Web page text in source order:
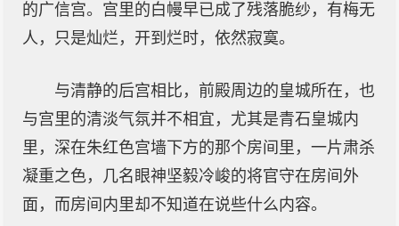
的广信宫。宫里的白幔早已成了残落脆纱，有梅无
人，只是灿烂，开到烂时，依然寂寞。
与清静的后宫相比，前殿周边的皇城所在，也
与宫里的清淡气氛并不相宜，尤其是青石皇城内
里，深在朱红色宫墙下方的那个房间里，一片肃杀
凝重之色，几名眼神坚毅冷峻的将官守在房间外
面，而房间内里却不知道在说些什么内容。